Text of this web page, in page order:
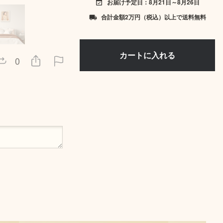
0
event_available
local_shipping 合計金額2万円（税込）以上で送料無料